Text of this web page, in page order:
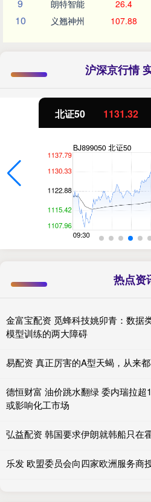
9 朗特智能 26.4
10 义翘神州 107.88
沪深京行情
创业板指 3540.58
热点资
金富宝配资 觅蜂科技姚卯青：数据
模型训练的两大障碍
易配资 真正厉害的A型天蝎，从来
德恒财富 油价跳水翻绿 委内瑞拉
或影响化工市场
弘益配资 韩国要求伊朗就韩船只在
乐发 欧盟委员会向四家欧洲服务商